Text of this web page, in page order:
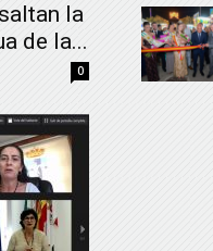
la
de la...
0